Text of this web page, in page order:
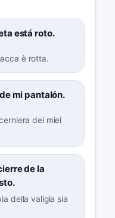
está roto.
è rotta.
mi pantalón.
dei miei
de la
della valigia sia